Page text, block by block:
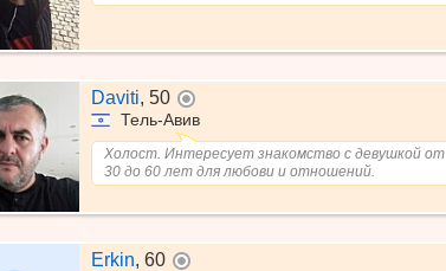
Daviti, 50
Тель-Авив
Холост. Интересует знакомство с девушкой от
30 до 60 лет для любови и отношений.
Erkin, 60